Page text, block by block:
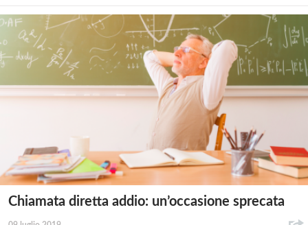
Chiamata diretta addio: un’occasione sprecata